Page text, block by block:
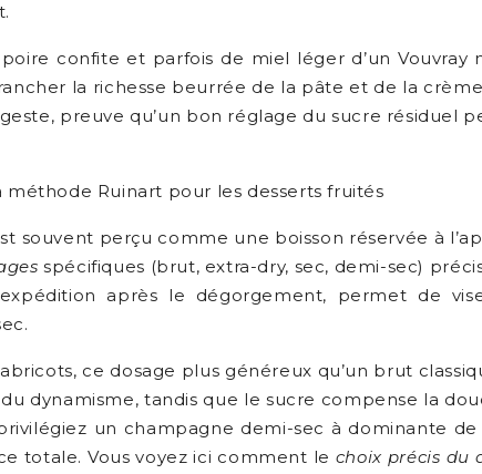
confite et parfois de miel léger d’un
la richesse beurrée de la pâte et de la
preuve qu’un bon réglage du sucre
Ruinart pour les desserts fruités
souvent perçu comme une boisson réservée à
spécifiques (brut, extra-dry, sec, demi-sec)
après le dégorgement, permet de
ce dosage plus généreux qu’un brut
dynamisme, tandis que le sucre compense la
un champagne demi-sec à dominante
totale. Vous voyez ici comment le choix précis du